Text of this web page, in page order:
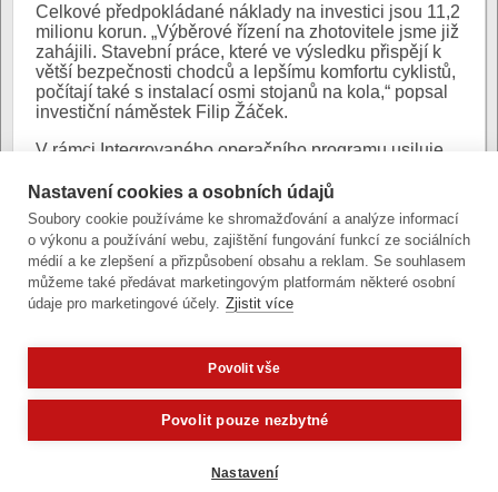
Celkové předpokládané náklady na investici jsou 11,2
milionu korun. „Výběrové řízení na zhotovitele jsme již
zahájili. Stavební práce, které ve výsledku přispějí k
větší bezpečnosti chodců a lepšímu komfortu cyklistů,
počítají také s instalací osmi stojanů na kola,“ popsal
investiční náměstek Filip Žáček.
V rámci Integrovaného operačního programu usiluje
projektů souvisejících s bezpečností dopravy ve
městě. Dotace by tak měly pomoci například i s
plánovanou rekonstrukcí podchodu v Brněnské ulici
nebo se stavbou nového osvětleného přechodu pro
chodce v Nedvězí.
Články a fotografie lze kopírovat jen se svolením provozovatele
vývoj|správa obsahu| design:Rency
gdpr|cookies,
Nastavení cookies a osobních údajů
Soubory cookie používáme ke shromažďování a analýze informací
o výkonu a používání webu, zajištění fungování funkcí ze sociálních
médií a ke zlepšení a přizpůsobení obsahu a reklam. Se souhlasem
můžeme také předávat marketingovým platformám některé osobní
údaje pro marketingové účely. Zjistit více
Povolit vše
Povolit pouze nezbytné
Nastavení
Potřebujete poradit?Zeptejte se